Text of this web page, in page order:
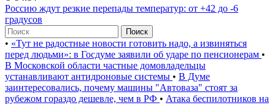
Россию ждут резкие перепады температур: от +42 до -6
градусов
Поиск
• «Тут не радостные новости готовить надо, а извиняться
перед людьми»: в Госдуме заявили об ударе по пенсионерам •
В Московской области частные домовладельцы
устанавливают антидроновые системы • В Думе
заинтересовались, почему машины "Автоваза" стоят за
рубежом гораздо дешевле, чем в РФ • Атака беспилотников на